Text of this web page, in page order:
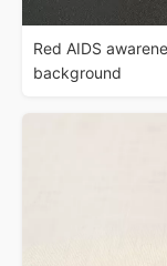
Red AIDS
background